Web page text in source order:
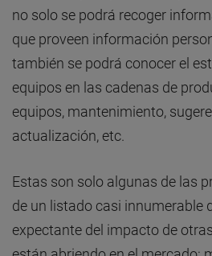
no solo se podrá recoger
que proveen información
también se podrá conocer el
equipos en las cadenas de
equipos, mantenimiento,
actualización, etc.
Estas son solo algunas de las
de un listado casi innumerable
expectante del impacto de